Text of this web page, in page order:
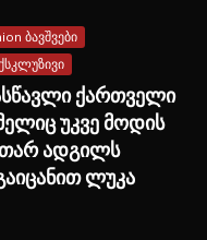
ბავშვები
ქართველი
უკვე მოდის
ადგილს
ლუკა